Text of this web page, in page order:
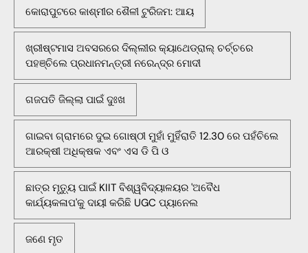
କୋରାପୁଟରେ କାଶ୍ମୀର ଶୈଳୀ ଟୁରିଜମ: ଆୟ
ଖ୍ରୀଷ୍ଟମାସ ଅବସରରେ ଦିଲ୍ଲୀର କ୍ୟାଥେଡ୍ରାଲ୍ ଚର୍ଚ୍ଚରେ
ପହଞ୍ଚିଲେ ପ୍ରଧାନମନ୍ତ୍ରୀ ନରେନ୍ଦ୍ର ମୋଦୀ
ଗଜପତି ଜିଲ୍ଲା ପାଇଁ ଦୁଃଖ
ଗାଇବା ଗ୍ରାମରେ ଦୁଇ ଗୋଷ୍ଠୀ ମୁହାଁ ମୁହିଁରାତି 12.30 ରେ ପହଁଚିଲେ
ଆରକ୍ଷୀ ଅଧିକ୍ଷକ ଏବଂ ଏସ ଡି ପି ଓ
ଛାତ୍ର ମୃତ୍ୟୁ ପାଇଁ KIIT ବିଶ୍ୱବିଦ୍ୟାଳୟର 'ଅବୈଧ
କାର୍ଯ୍ୟକଳାପ'କୁ ଦାୟୀ କରିଛି UGC ପ୍ୟାନେଲ
ଜଣେ ମୃତ